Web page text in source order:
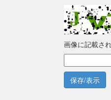
画像に記載さ
保存/表示